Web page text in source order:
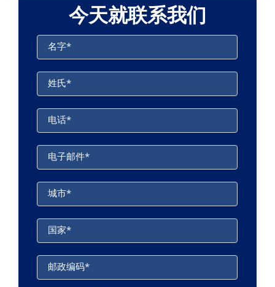
今天就联系我们
名字*
姓氏*
电话*
电子邮件*
城市*
国家*
邮政编码*